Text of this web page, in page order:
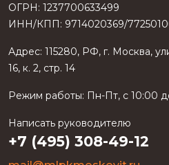
ОГРН: 1237700633499
ИНН/КПП: 9714020369/
Адрес: 115280, РФ, г. Москва,
16, к. 2, стр. 14
Режим работы: Пн-Пт, с 10:00
Написать руководителю
+7 (495) 308-49-12